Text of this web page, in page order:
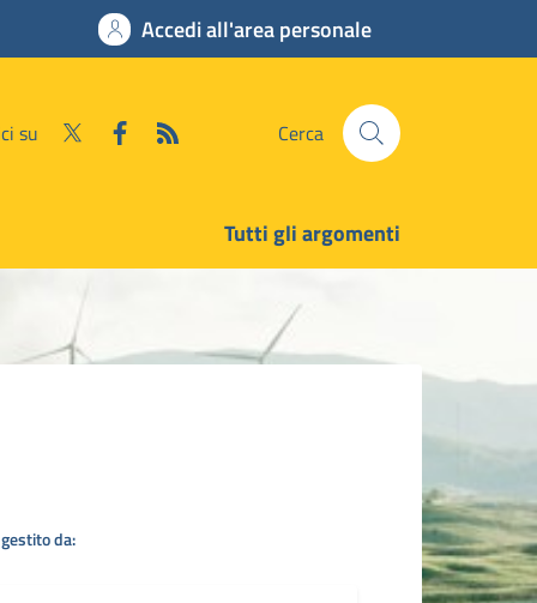
Accedi all'area personale
su Cerca
Tutti gli argomenti
da: